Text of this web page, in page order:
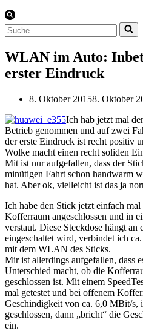
Suchen
nach …
WLAN im Auto:
erster Eindruck
8. Oktober 20158. Oktober
Ich hab jetzt mal
Betrieb genommen und auf zwei
der erste Eindruck ist recht positiv
Wolke macht einen recht soliden
Mit ist nur aufgefallen, dass der
minütigen Fahrt schon handwarm
hat. Aber ok, vielleicht ist das ja
Ich habe den Stick jetzt einfach
Kofferraum angeschlossen und in
verstaut. Diese Steckdose hängt
eingeschaltet wird, verbindet ich
mit dem WLAN des Sticks.
Mir ist allerdings aufgefallen, dass
Unterschied macht, ob die
geschlossen ist. Mit einem
mal getestet und bei offenem
Geschindigkeit von ca. 6,0 MBit/s,
geschlossen, dann „bricht“ die
ein.